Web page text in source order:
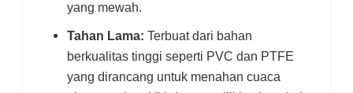
yang mewah.
Tahan Lama: Terbuat dari bahan
berkualitas tinggi seperti PVC dan PTFE
yang dirancang untuk menahan cuaca